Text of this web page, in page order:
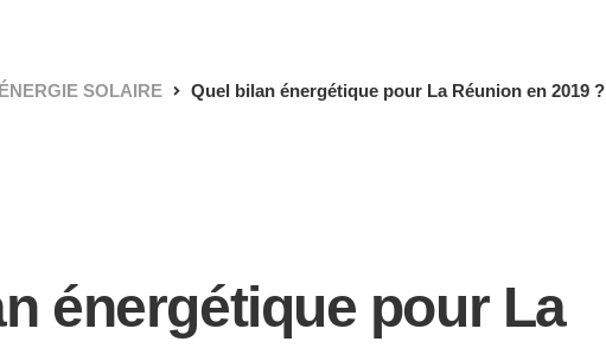
ÉNERGIE SOLAIRE Quel bilan énergétique pour La Réunion en 2019 ?
énergétique pour La